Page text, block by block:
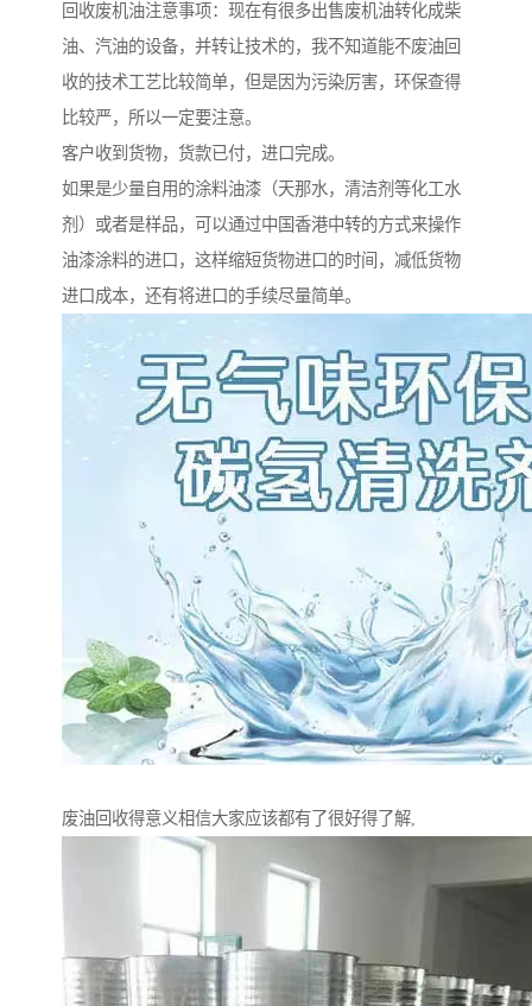
回收废机油注意事项：现在有很多出售废机油转化成柴
油、汽油的设备，并转让技术的，我不知道能不废油回
收的技术工艺比较简单，但是因为污染厉害，环保查得
比较严，所以一定要注意。
客户收到货物，货款已付，进口完成。
如果是少量自用的涂料油漆（天那水，清洁剂等化工水
剂）或者是样品，可以通过中国香港中转的方式来操作
油漆涂料的进口，这样缩短货物进口的时间，减低货物
进口成本，还有将进口的手续尽量简单。
废油回收得意义相信大家应该都有了很好得了解,